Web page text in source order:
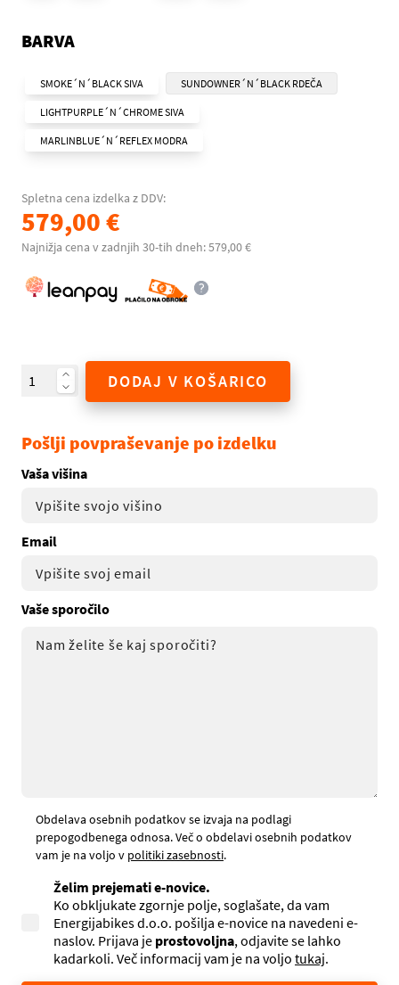
BARVA
SMOKE´N´BLACK SIVA SUNDOWNER´N´BLACK RDEČA
LIGHTPURPLE´N´CHROME SIVA
MARLINBLUE´N´REFLEX MODRA
Spletna cena izdelka z DDV:
579,00 €
Najnižja cena v zadnjih 30-tih dneh: 579,00 €
DODAJ V KOŠARICO
Pošlji povpraševanje po izdelku
Vaša višina
Email
Vaše sporočilo
Obdelava osebnih podatkov se izvaja na podlagi
prepogodbenega odnosa. Več o obdelavi osebnih podatkov
vam je na voljo v politiki zasebnosti.
Želim prejemati e-novice.
Ko obkljukate zgornje polje, soglašate, da vam
Energijabikes d.o.o. pošilja e-novice na navedeni e-
naslov. Prijava je prostovoljna, odjavite se lahko
kadarkoli. Več informacij vam je na voljo tukaj.